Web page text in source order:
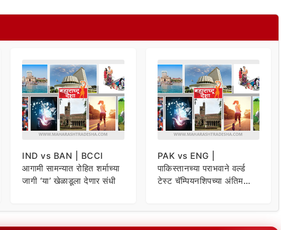
IND vs BAN | BCCI
आगामी सामन्यात रोहित शर्माच्या
जागी ‘या’ खेळाडूला देणार संधी
PAK vs ENG |
पाकिस्तानच्या पराभवाने वर्ल्ड
टेस्ट चॅम्पियनशिपच्या अंतिम